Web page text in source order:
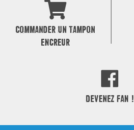
COMMANDER UN TAMPON
ENCREUR
DEVENEZ FAN !